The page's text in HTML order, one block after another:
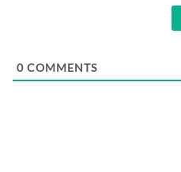
0 COMMENTS